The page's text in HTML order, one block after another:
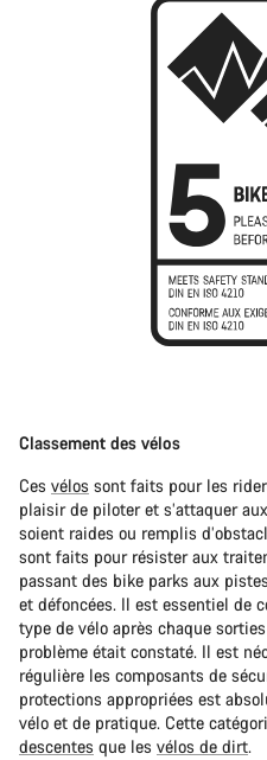
Classement des vélos
Ces vélos sont faits pour les
plaisir de piloter et s’attaquer
soient raides ou remplis
sont faits pour résister aux
passant des bike parks aux
et défoncées. Il est essentiel de
type de vélo après chaque
problème était constaté. Il est
régulière les composants de
protections appropriées est
vélo et de pratique. Cette
descentes que les vélos de dirt.